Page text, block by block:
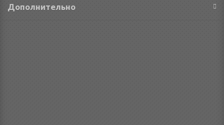
Дополнительно